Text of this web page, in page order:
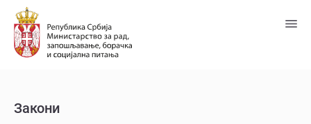
Пређи
главни
садржај
Закони